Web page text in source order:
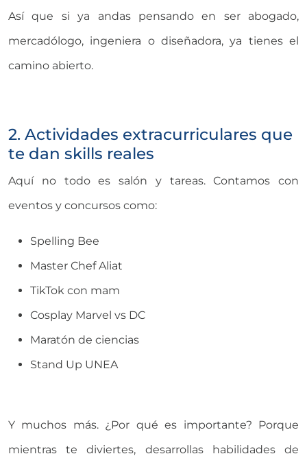
Así que si ya andas pensando en ser abogado,
mercadólogo, ingeniera o diseñadora, ya tienes el
camino abierto.
2. Actividades extracurriculares que
te dan skills reales
Aquí no todo es salón y tareas. Contamos con
eventos y concursos como:
Spelling Bee
Master Chef Aliat
TikTok con mam
Cosplay Marvel vs DC
Maratón de ciencias
Stand Up UNEA
Y muchos más. ¿Por qué es importante? Porque
mientras te diviertes, desarrollas habilidades de